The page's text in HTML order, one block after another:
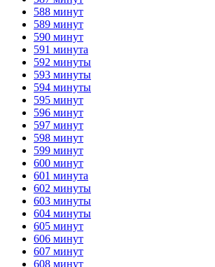
HANDY TIMERS
588 минут
589 минут
590 минут
591 минута
592 минуты
593 минуты
594 минуты
595 минут
596 минут
597 минут
598 минут
599 минут
600 минут
601 минута
602 минуты
603 минуты
604 минуты
605 минут
606 минут
607 минут
608 минут